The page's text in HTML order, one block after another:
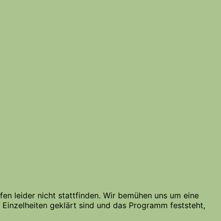
leider nicht stattfinden. Wir bemühen uns um eine
geklärt sind und das Programm feststeht,